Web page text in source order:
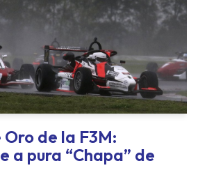
de la F3M:
a pura “Chapa” de